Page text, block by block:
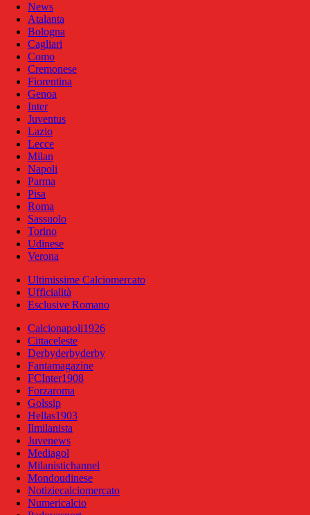
News
Atalanta
Bologna
Cagliari
Como
Cremonese
Fiorentina
Genoa
Inter
Juventus
Lazio
Lecce
Milan
Napoli
Parma
Pisa
Roma
Sassuolo
Torino
Udinese
Verona
Ultimissime Calciomercato
Ufficialità
Esclusive Romano
Calcionapoli1926
Cittaceleste
Derbyderbyderby
Fantamagazine
FCInter1908
Forzaroma
Golssip
Hellas1903
Ilmilanista
Juvenews
Mediagol
Milanistichannel
Mondoudinese
Notiziecalciomercato
Numericalcio